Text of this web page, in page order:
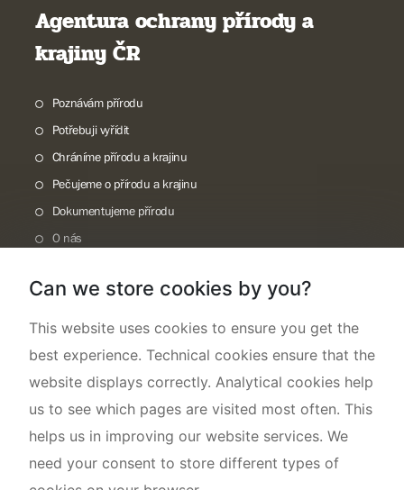
Agentura ochrany přírody a
krajiny ČR
Poznávám přírodu
Potřebuji vyřídit
Chráníme přírodu a krajinu
Pečujeme o přírodu a krajinu
Dokumentujeme přírodu
O nás
Can we store cookies by you?
This website uses cookies to ensure you get the
best experience. Technical cookies ensure that the
website displays correctly. Analytical cookies help
us to see which pages are visited most often. This
helps us in improving our website services. We
need your consent to store different types of